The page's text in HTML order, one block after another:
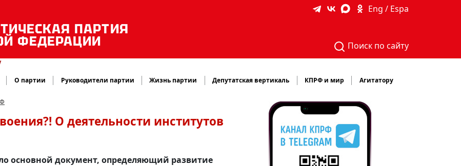
ПАРТИЯ
ФЕДЕРАЦИИ
Eng / Espa
Поиск по сайту
О партии Руководители партии Жизнь партии Депутатская вертикаль КПРФ и мир Агитатору
О деятельности институтов
основной документ, определяющий развитие